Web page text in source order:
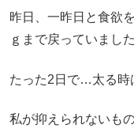
昨日、一昨日と食欲
ｇまで戻っていました
たった2日で…太る時
私が抑えられないも